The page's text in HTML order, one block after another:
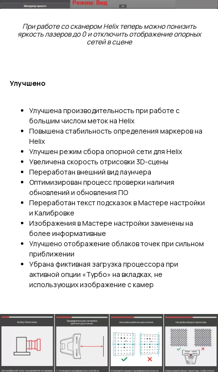
При работе со сканером Helix теперь можно понизить
яркость лазеров до 0 и отключить отображение опорных
сетей в сцене
Улучшено
Улучшена производительность при работе с
большим числом меток на Helix
Повышена стабильность определения маркеров на
Helix
Улучшен режим сбора опорной сети для Helix
Увеличена скорость отрисовки 3D-сцены
Переработан внешний вид лаунчера
Оптимизирован процесс проверки наличия
обновлений и обновления ПО
Переработан текст подсказок в Мастере настройки
и Калибровке
Изображения в Мастере настройки заменены на
более информативные
Улучшено отображение облаков точек при сильном
приближении
Убрана фиктивная загрузка процессора при
активной опции «Турбо» на вкладках, не
использующих изображение с камер